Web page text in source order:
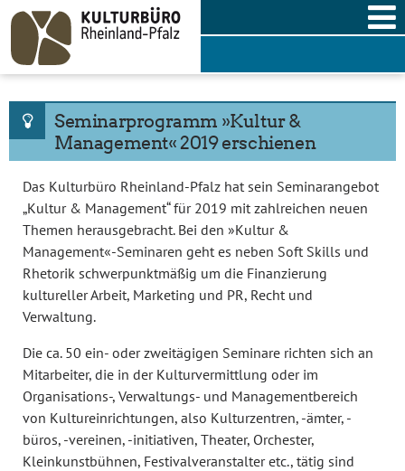
Skip
content
Seminarprogramm »Kultur &
Management« 2019 erschienen
Das Kulturbüro Rheinland-Pfalz hat sein Seminarangebot
„Kultur & Management“ für 2019 mit zahlreichen neuen
Themen herausgebracht. Bei den »Kultur &
Management«-Seminaren geht es neben Soft Skills und
Rhetorik schwerpunktmäßig um die Finanzierung
kultureller Arbeit, Marketing und PR, Recht und
Verwaltung.
Die ca. 50 ein- oder zweitägigen Seminare richten sich an
Mitarbeiter, die in der Kulturvermittlung oder im
Organisations-, Verwaltungs- und Managementbereich
von Kultureinrichtungen, also Kulturzentren, -ämter, -
büros, -vereinen, -initiativen, Theater, Orchester,
Kleinkunstbühnen, Festivalveranstalter etc., tätig sind